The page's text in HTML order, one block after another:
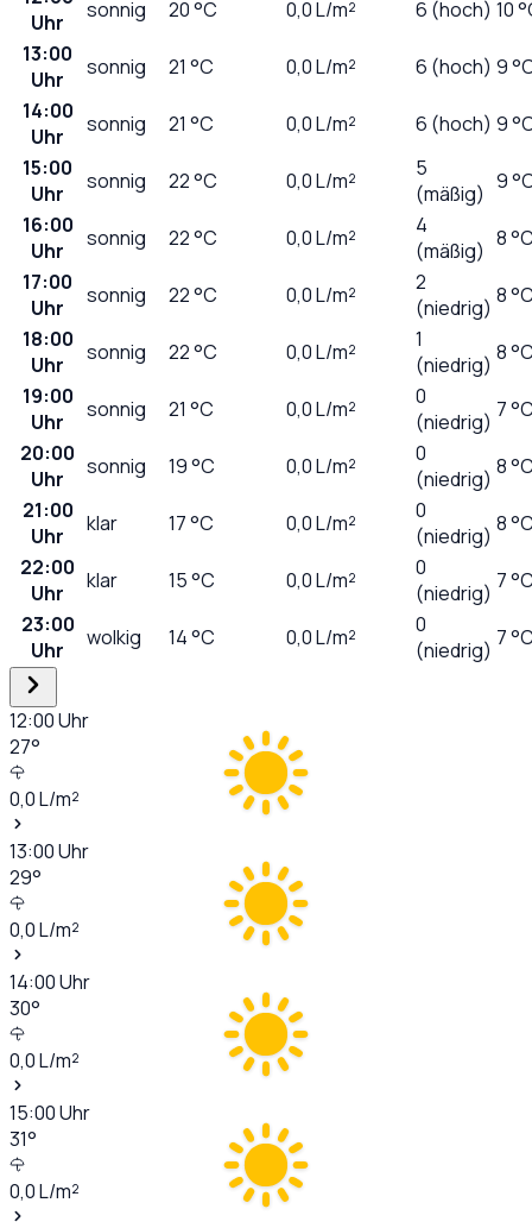
Uhr
sonnig 20°C 0,0L/m² 6 (hoch) 10
13:00
Uhr
sonnig 21 °C 0,0L/m² 6 (hoch) 9
14:00
Uhr
sonnig 21 °C 0,0L/m² 6 (hoch) 9
15:00
Uhr
sonnig 22°C 0,0L/m²
5
(mäßig) 9
16:00
Uhr
sonnig 22°C 0,0L/m²
4
(mäßig) 8
17:00
Uhr
sonnig 22°C 0,0L/m²
2
(niedrig) 8
18:00
Uhr
sonnig 22°C 0,0L/m²
1
(niedrig) 8
19:00
Uhr
sonnig 21 °C 0,0L/m²
0
(niedrig) 7
20:00
Uhr
sonnig 19°C 0,0L/m²
0
(niedrig) 8
21:00
Uhr
klar 17°C 0,0L/m²
0
(niedrig) 8
22:00
Uhr
klar 15°C 0,0L/m²
0
(niedrig) 7
23:00
Uhr
wolkig 14°C 0,0L/m²
0
(niedrig) 7
12:00Uhr
27°
0,0L/m²
13:00Uhr
29°
0,0L/m²
14:00Uhr
30°
0,0L/m²
15:00Uhr
31°
0,0L/m²